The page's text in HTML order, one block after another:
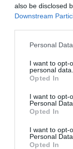
also be disclosed
Downstream
Please note that
not limited to your
grant or deny
use your data for
consent section.
Personal
I want to opt-
personal data.
Opted In
I want to opt-
Personal Data.
Opted In
I want to opt-
Personal
Opted In